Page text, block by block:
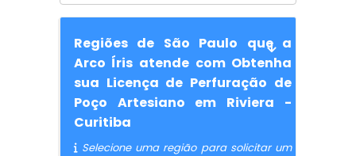
Regiões de São Paulo que a
Arco Íris atende com Obtenha
sua Licença de Perfuração de
Poço Artesiano em Riviera -
Curitiba
Selecione uma região para solicitar um